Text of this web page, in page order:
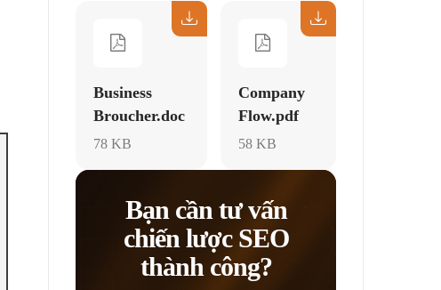
Business
Broucher.doc
78 KB
Company
Flow.pdf
58 KB
Bạn cần tư vấn
chiến lược SEO
thành công?